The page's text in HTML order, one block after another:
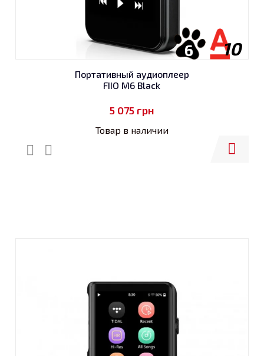
10
6
Портативный аудиоплеер
FIIO M6 Black
5 075 грн
Товар в наличии